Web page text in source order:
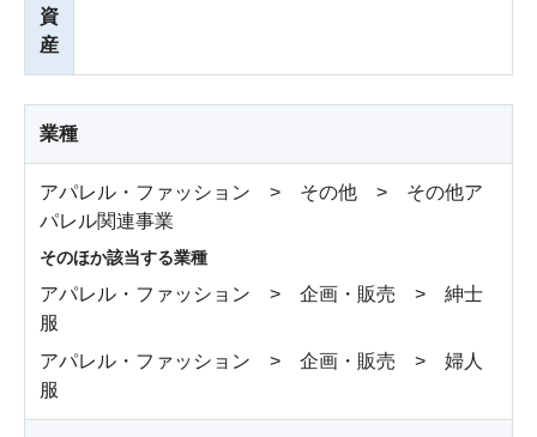
資
産
業種
アパレル・ファッション > その他 > その他ア
パレル関連事業
そのほか該当する業種
アパレル・ファッション > 企画・販売 > 紳士
服
アパレル・ファッション > 企画・販売 > 婦人
服